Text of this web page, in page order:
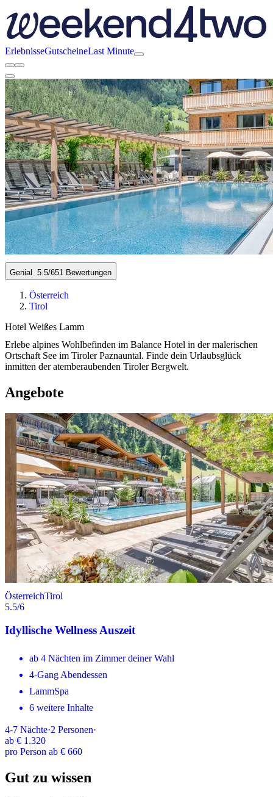
ErlebnisseGutscheineLast Minute
Genial 5.5/651 Bewertungen
Österreich
Tirol
Hotel Weißes Lamm
Erlebe alpines Wohlbefinden im Balance Hotel in der malerischen
Ortschaft See im Tiroler Paznauntal. Finde dein Urlaubsglück
inmitten der atemberaubenden Tiroler Bergwelt.
Angebote
ÖsterreichTirol
5.5/6
Idyllische Wellness Auszeit
ab 4 Nächten im Zimmer deiner Wahl
4-Gang Abendessen
LammSpa
6 weitere Inhalte
4-7 Nächte·2 Personen·
ab € 1.320
pro Person ab € 660
Gut zu wissen